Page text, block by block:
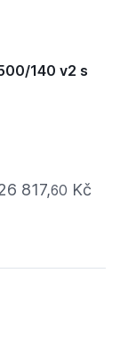
140 v2 s
817,60 Kč